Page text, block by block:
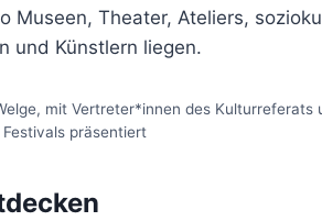
Museen, Theater, Ateliers,
und Künstlern liegen.
mit Vertreter*innen des Kulturreferats
Festivals präsentiert